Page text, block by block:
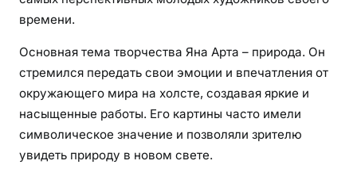
времени.
Основная тема творчества Яна Арта – природа. Он
стремился передать свои эмоции и впечатления от
окружающего мира на холсте, создавая яркие и
насыщенные работы. Его картины часто имели
символическое значение и позволяли зрителю
увидеть природу в новом свете.